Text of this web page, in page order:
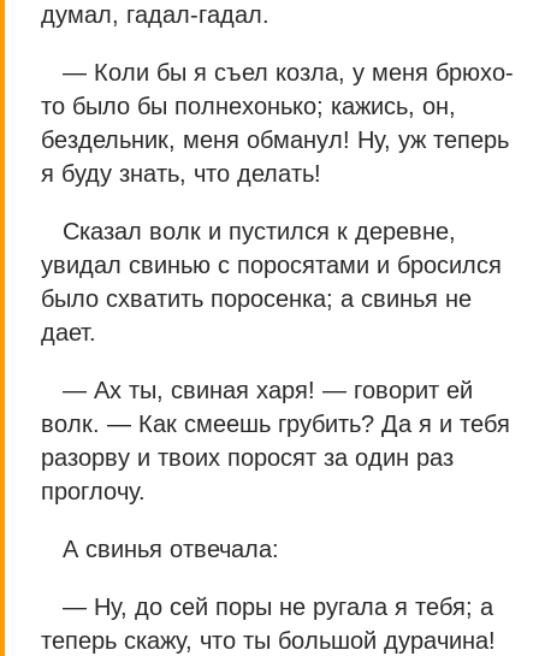
думал, гадал-гадал.
— Коли бы я съел козла, у меня брюхо-
то было бы полнехонько; кажись, он,
бездельник, меня обманул! Ну, уж теперь
я буду знать, что делать!
Сказал волк и пустился к деревне,
увидал свинью с поросятами и бросился
было схватить поросенка; а свинья не
дает.
— Ах ты, свиная харя! — говорит ей
волк. — Как смеешь грубить? Да я и тебя
разорву и твоих поросят за один раз
проглочу.
А свинья отвечала:
— Ну, до сей поры не ругала я тебя; а
теперь скажу, что ты большой дурачина!